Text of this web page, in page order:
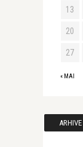
« MAI
13
20
27
ARHIVE